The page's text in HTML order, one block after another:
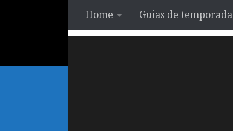
Home Guias de temporada